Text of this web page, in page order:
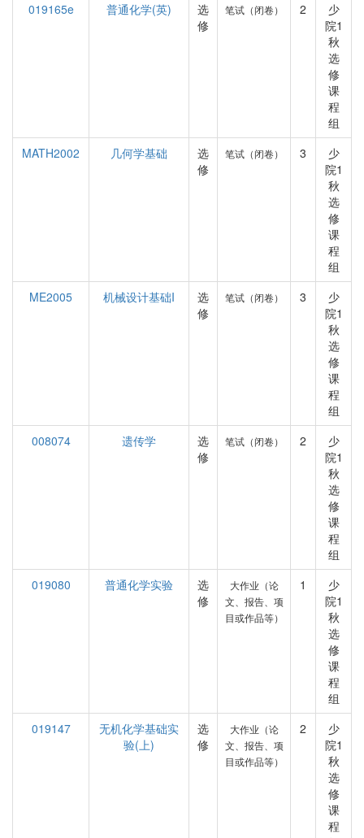
019165e
普通化学(英)
选
修
笔试（闭卷） 2
少
院1
秋
选
修
课
程
组
MATH2002
几何学基础
选
修
笔试（闭卷） 3
少
院1
秋
选
修
课
程
组
ME2005
机械设计基础I
选
修
笔试（闭卷） 3
少
院1
秋
选
修
课
程
组
008074
遗传学
选
修
笔试（闭卷） 2
少
院1
秋
选
修
课
程
组
019080
普通化学实验
选
修
大作业（论
文、报告、项
目或作品等）
1
少
院1
秋
选
修
课
程
组
019147
无机化学基础实
验(上)
选
修
大作业（论
文、报告、项
目或作品等）
2
少
院1
秋
选
修
课
程